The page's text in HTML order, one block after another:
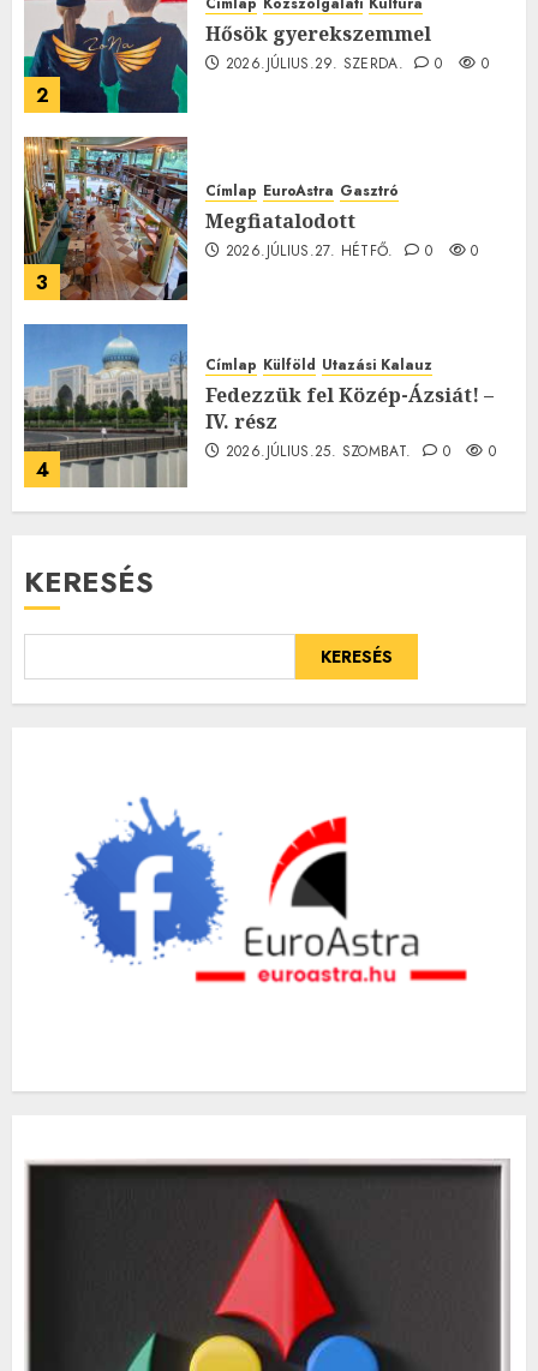
2
Hősök gyerekszemmel
2026.JÚLIUS.29. SZERDA. 0 0
3
Címlap EuroAstra Gasztró
Megfiatalodott
2026.JÚLIUS.27. HÉTFŐ. 0 0
4
Címlap Külföld Utazási Kalauz
Fedezzük fel Közép-Ázsiát! –
IV. rész
2026.JÚLIUS.25. SZOMBAT. 0 0
KERESÉS
KERESÉS